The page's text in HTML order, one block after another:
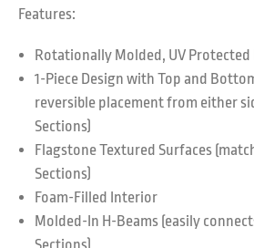
Features:
Rotationally Molded, UV
1-Piece Design with Top and
reversible placement from either
Sections)
Flagstone Textured Surfaces
Sections)
Foam-Filled Interior
Molded-In H-Beams (easily